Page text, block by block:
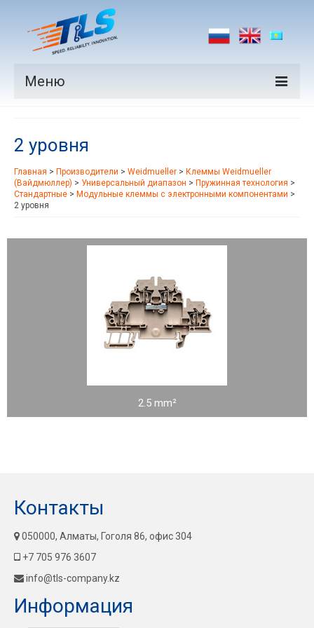
Меню
Производители
Рынки
Новости
2 уровня
Главная > Производители > Weidmueller > Клеммы Weidmueller
(Вайдмюллер) > Универсальный диапазон > Пружинная технология >
Стандартные > Модульные клеммы с электронными компонентами >
2 уровня
2.5 mm²
Контакты
050000, Алматы, Гоголя 86, офис 304
+7 705 976 3607
info@tls-company.kz
Информация